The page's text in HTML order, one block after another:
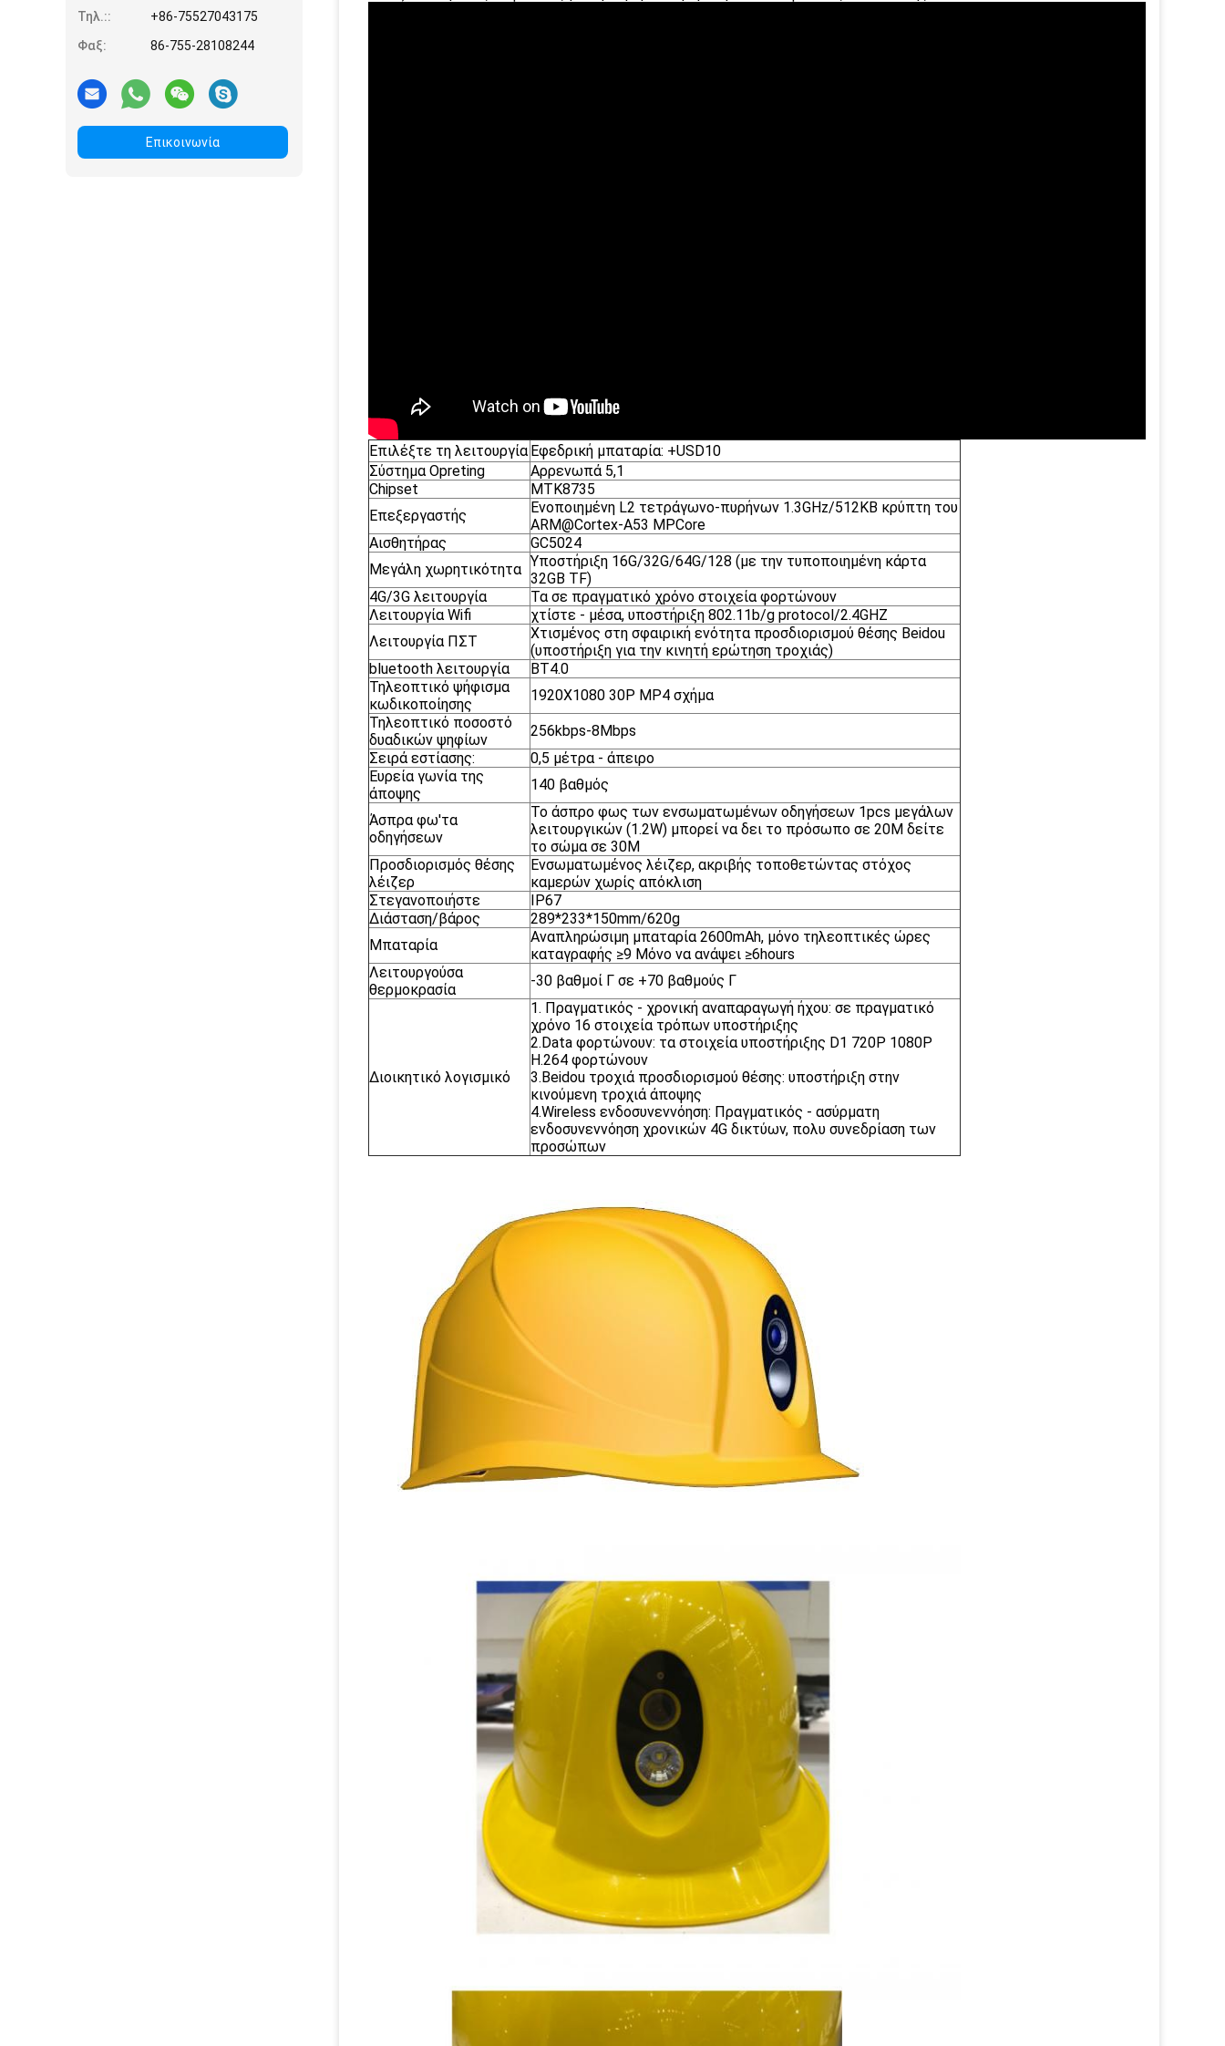
Τηλ.::
+86-75527043175
Φαξ:
86-755-28108244
Επικοινωνία
Επιλέξτε τη λειτουργία Εφεδρική μπαταρία: +USD10
Σύστημα Opreting
Αρρενωπά 5,1
Chipset
MTK8735
Επεξεργαστής
Ενοποιημένη L2 τετράγωνο-πυρήνων 1.3GHz/512KB κρύπτη του
ARM@Cortex-A53 MPCore
Αισθητήρας
GC5024
Μεγάλη χωρητικότητα Υποστήριξη 16G/32G/64G/128 (με την τυποποιημένη κάρτα
32GB TF)
4G/3G λειτουργία
Τα σε πραγματικό χρόνο στοιχεία φορτώνουν
Λειτουργία Wifi
χτίστε - μέσα, υποστήριξη 802.11b/g protocol/2.4GHZ
Λειτουργία ΠΣΤ
Χτισμένος στη σφαιρική ενότητα προσδιορισμού θέσης Beidou
(υποστήριξη για την κινητή ερώτηση τροχιάς)
bluetooth λειτουργία
BT4.0
Τηλεοπτικό ψήφισμα
κωδικοποίησης
1920X1080 30P MP4 σχήμα
Τηλεοπτικό ποσοστό
δυαδικών ψηφίων
256kbps-8Mbps
Σειρά εστίασης:
0,5 μέτρα - άπειρο
Ευρεία γωνία της
άποψης
140 βαθμός
Άσπρα φω'τα
οδηγήσεων
Το άσπρο φως των ενσωματωμένων οδηγήσεων 1pcs μεγάλων
λειτουργικών (1.2W) μπορεί να δει το πρόσωπο σε 20M δείτε
το σώμα σε 30M
Προσδιορισμός θέσης
λέιζερ
Ενσωματωμένος λέιζερ, ακριβής τοποθετώντας στόχος
καμερών χωρίς απόκλιση
Στεγανοποιήστε
IP67
Διάσταση/βάρος
289*233*150mm/620g
Μπαταρία
Αναπληρώσιμη μπαταρία 2600mAh, μόνο τηλεοπτικές ώρες
καταγραφής ≥9 Μόνο να ανάψει ≥6hours
Λειτουργούσα
θερμοκρασία
-30 βαθμοί Γ σε +70 βαθμούς Γ
Διοικητικό λογισμικό
1. Πραγματικός - χρονική αναπαραγωγή ήχου: σε πραγματικό
χρόνο 16 στοιχεία τρόπων υποστήριξης
2.Data φορτώνουν: τα στοιχεία υποστήριξης D1 720P 1080P
H.264 φορτώνουν
3.Beidou τροχιά προσδιορισμού θέσης: υποστήριξη στην
κινούμενη τροχιά άποψης
4.Wireless ενδοσυνεννόηση: Πραγματικός - ασύρματη
ενδοσυνεννόηση χρονικών 4G δικτύων, πολυ συνεδρίαση των
προσώπων